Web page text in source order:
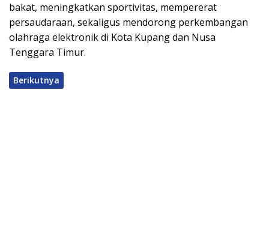
bakat, meningkatkan sportivitas, mempererat
persaudaraan, sekaligus mendorong perkembangan
olahraga elektronik di Kota Kupang dan Nusa
Tenggara Timur.
Berikutnya